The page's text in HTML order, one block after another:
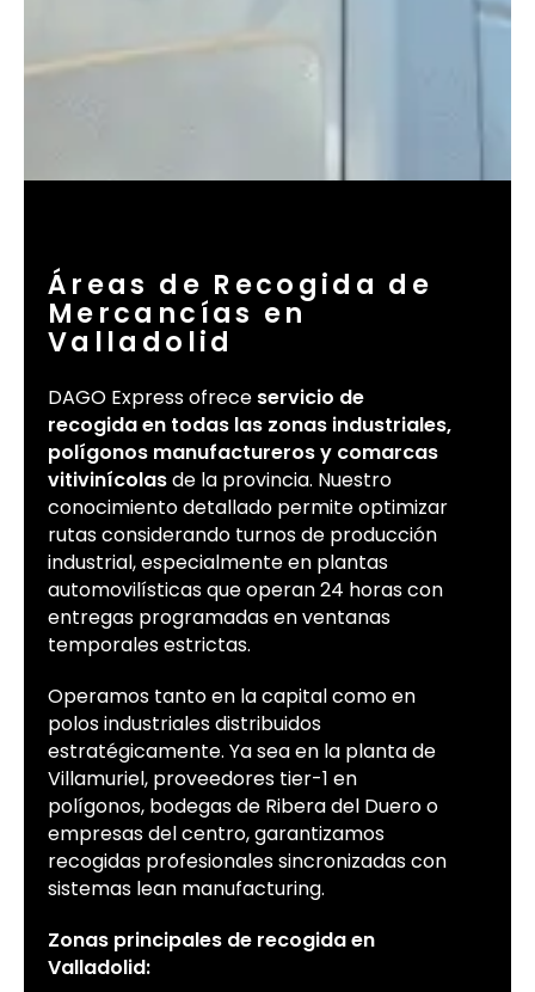
Áreas de Recogida de
Mercancías en
Valladolid
DAGO Express ofrece servicio de
recogida en todas las zonas industriales,
polígonos manufactureros y comarcas
vitivinícolasde la provincia. Nuestro
conocimiento detallado permite optimizar
rutas considerando turnos de producción
industrial, especialmente en plantas
automovilísticas que operan 24 horas con
entregas programadas en ventanas
temporales estrictas.
Operamos tanto en la capital como en
polos industriales distribuidos
estratégicamente. Ya sea en la planta de
Villamuriel, proveedores tier-1 en
polígonos, bodegas de Ribera del Duero o
empresas del centro, garantizamos
recogidas profesionales sincronizadas con
sistemas lean manufacturing.
Zonas principales de recogida en
Valladolid: